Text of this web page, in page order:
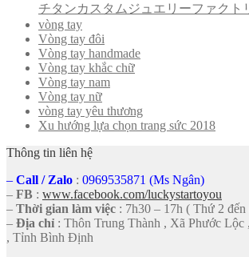
チタンカスタムジュエリーファクト
vòng tay
Vòng tay đôi
Vòng tay handmade
Vòng tay khắc chữ
Vòng tay nam
Vòng tay nữ
vòng tay yêu thương
Xu hướng lựa chọn trang sức 2018
Thông tin liên hệ
– Call / Zalo : 0969535871 (Ms Ngân)
– FB : www.facebook.com/luckystartoyou
– Thời gian làm việc : 7h30 – 17h ( Thứ 2
– Địa chỉ : Thôn Trung Thành , Xã Phước Lộc
, Tỉnh Bình Định